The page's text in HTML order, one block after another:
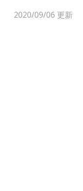
2020/09/06 更新